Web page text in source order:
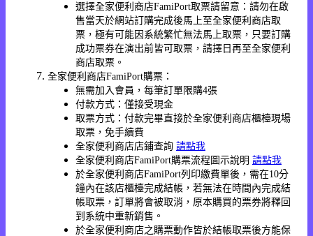
選擇全家便利商店FamiPort取票請留意：請勿在啟
售當天於網站訂購完成後馬上至全家便利商店取
票，極有可能因系統繁忙無法馬上取票，只要訂購
成功票券在演出前皆可取票，請擇日再至全家便利
商店取票。
全家便利商店FamiPort購票：
無需加入會員，每筆訂單限購4張
付款方式：僅接受現金
取票方式：付款完畢直接於全家便利商店櫃檯現場
取票，免手續費
全家便利商店店鋪查詢 請點我
全家便利商店FamiPort購票流程圖示說明 請點我
於全家便利商店FamiPort列印繳費單後，需在10分
鐘內在該店櫃檯完成結帳，若無法在時間內完成結
帳取票，訂單將會被取消，原本購買的票券將釋回
到系統中重新銷售。
於全家便利商店之購票動作皆於結帳取票後方能保